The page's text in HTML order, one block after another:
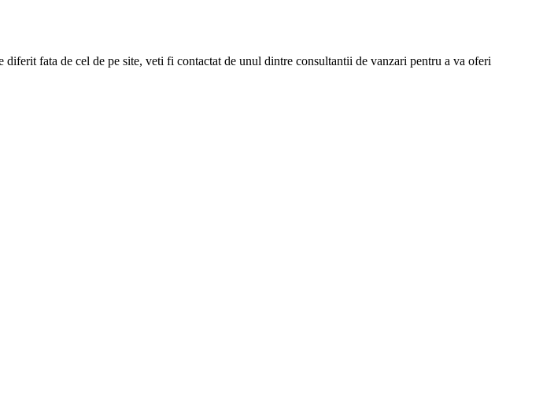
fata de cel de pe site, veti fi contactat de unul dintre consultantii de vanzari pentru a va oferi